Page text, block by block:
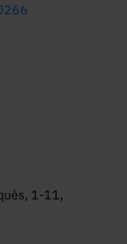
1-11,